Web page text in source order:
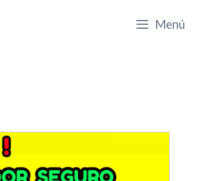
Menú